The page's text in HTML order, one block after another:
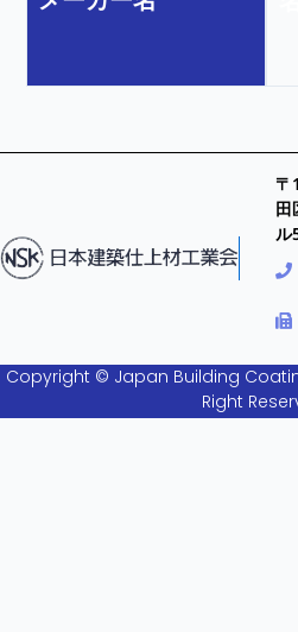
〒
田
ル
Copyright © Japan Building
Right